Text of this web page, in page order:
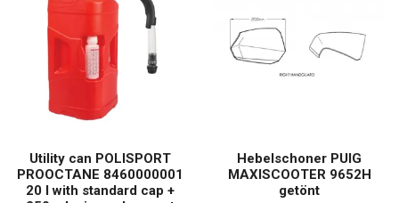
Utility can POLISPORT
PROOCTANE 8460000001
20 l with standard cap +
Hebelschoner PUIG
MAXISCOOTER 9652H
getönt